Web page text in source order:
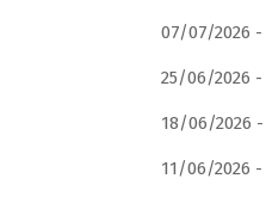
07/07/2026 -
25/06/2026 -
18/06/2026 -
11/06/2026 -